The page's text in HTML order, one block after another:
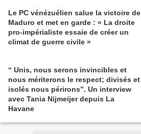
Le PC vénézuélien salue la victoire de
Maduro et met en garde : « La droite
pro-impérialiste essaie de créer un
climat de guerre civile »
“ Unis, nous serons invincibles et
nous mériterons le respect; divisés et
isolés nous périrons”. Un interview
avec Tania Nijmeijer depuis La
Havane